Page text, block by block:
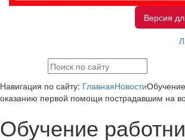
Версия
Навигация по сайту: ГлавнаяНовости
оказанию первой помощи пострадавшим на
Обучение